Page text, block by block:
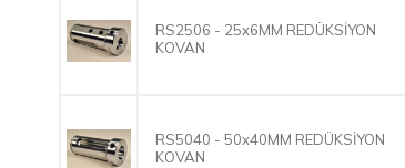
RS2506 - 25x6MM REDÜKSİYON
KOVAN
RS5040 - 50x40MM REDÜKSİYON
KOVAN